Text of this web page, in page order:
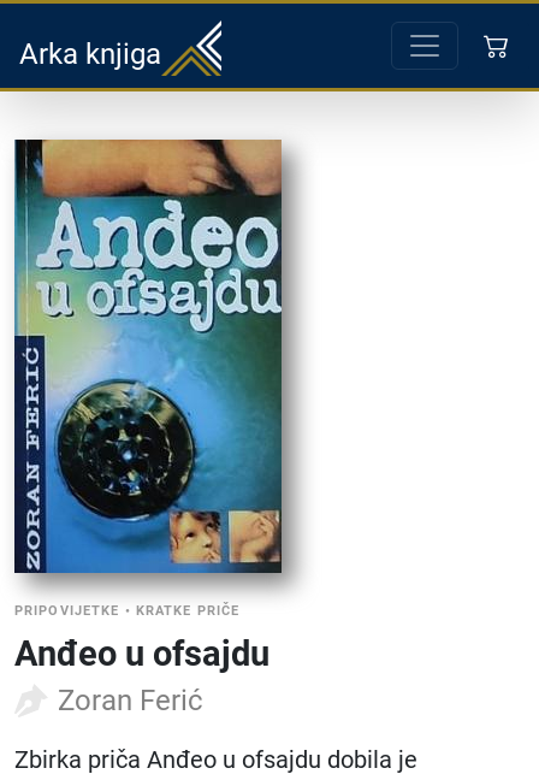
Arka knjiga
PRIPOVIJETKE • KRATKE PRIČE
Anđeo u ofsajdu
Zoran Ferić
Zbirka priča Anđeo u ofsajdu dobila je